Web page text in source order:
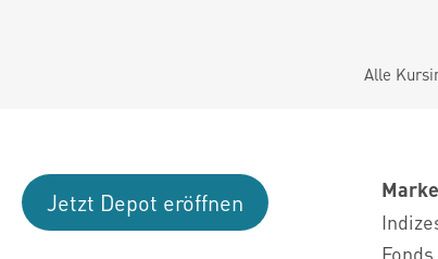
Alle
Jetzt Depot eröffnen
Fonds